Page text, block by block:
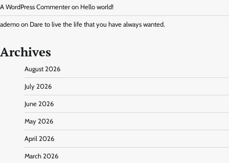
A WordPress Commenter on Hello world!
ademo on Dare to live the life that you have always wanted.
Archives
August 2026
July 2026
June 2026
May 2026
April 2026
March 2026